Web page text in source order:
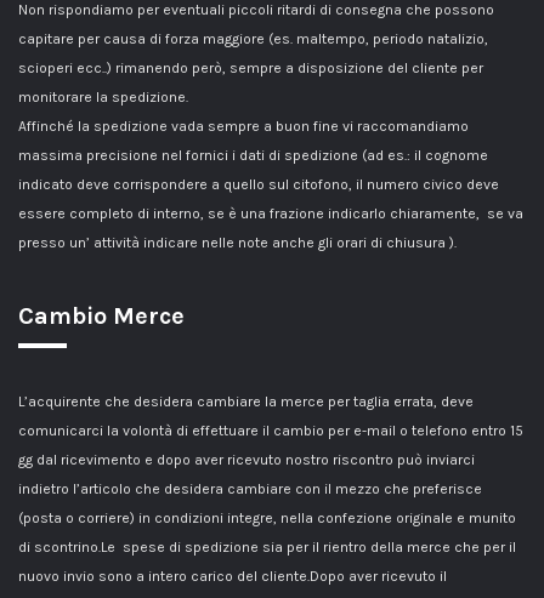
Non rispondiamo per eventuali piccoli ritardi di consegna che possono
capitare per causa di forza maggiore (es. maltempo, periodo natalizio,
scioperi ecc..) rimanendo però, sempre a disposizione del cliente per
monitorare la spedizione.
Affinché la spedizione vada sempre a buon fine vi raccomandiamo
massima precisione nel fornici i dati di spedizione (ad es.: il cognome
indicato deve corrispondere a quello sul citofono, il numero civico deve
essere completo di interno, se è una frazione indicarlo chiaramente, se va
presso un’ attività indicare nelle note anche gli orari di chiusura ).
Cambio Merce
L’acquirente che desidera cambiare la merce per taglia errata, deve
comunicarci la volontà di effettuare il cambio per e-mail o telefono entro 15
gg dal ricevimento e dopo aver ricevuto nostro riscontro può inviarci
indietro l’articolo che desidera cambiare con il mezzo che preferisce
(posta o corriere) in condizioni integre, nella confezione originale e munito
di scontrino.Le spese di spedizione sia per il rientro della merce che per il
nuovo invio sono a intero carico del cliente.Dopo aver ricevuto il